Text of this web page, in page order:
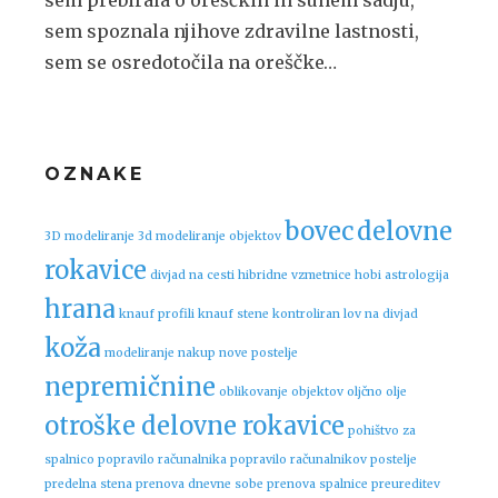
sem spoznala njihove zdravilne lastnosti,
sem se osredotočila na oreščke…
OZNAKE
3D modeliranje 3d modeliranje objektov bovecdelovne
rokavice divjad na cesti hibridne vzmetnice hobi astrologija
hrana knauf profili knauf stene kontroliran lov na divjad
koža modeliranje nakup nove postelje
nepremičnine oblikovanje objektov oljčno olje
otroške delovne rokavice pohištvo za
spalnico popravilo računalnika popravilo računalnikov postelje
predelna stena prenova dnevne sobe prenova spalnice preureditev